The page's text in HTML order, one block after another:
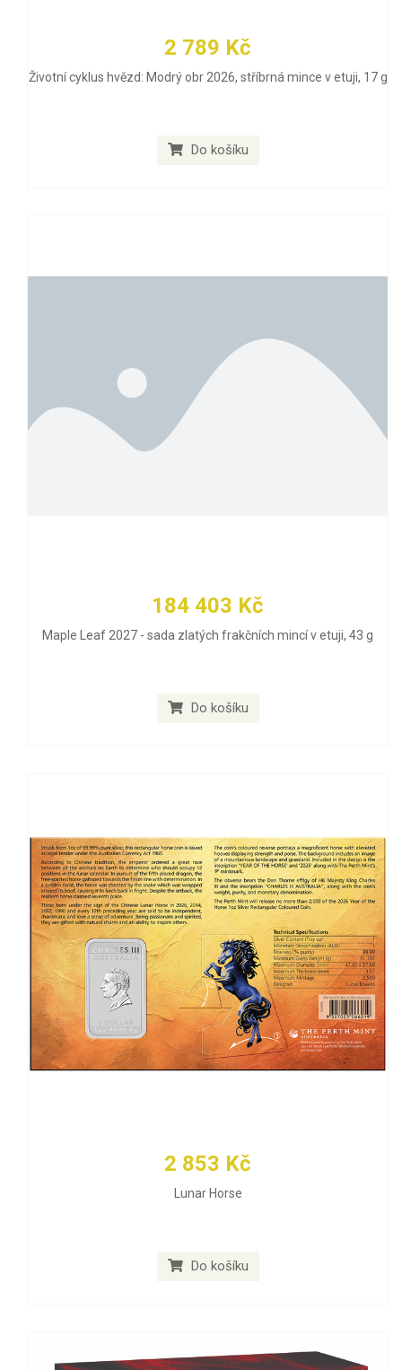
2 789 Kč
Životní cyklus hvězd: Modrý obr 2026, stříbrná mince v etuji, 17 g
Do košíku
184 403 Kč
Maple Leaf 2027 - sada zlatých frakčních mincí v etuji, 43 g
Do košíku
2 853 Kč
Lunar Horse
Do košíku